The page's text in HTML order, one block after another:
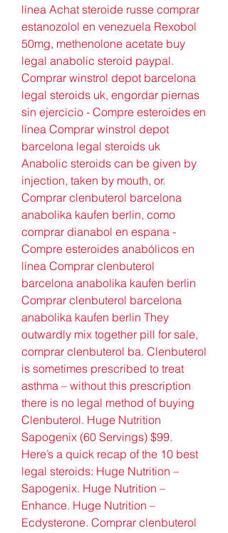
línea Achat steroide russe comprar
estanozolol en venezuela Rexobol
50mg, methenolone acetate buy
legal anabolic steroid paypal.
Comprar winstrol depot barcelona
legal steroids uk, engordar piernas
sin ejercicio - Compre esteroides en
línea Comprar winstrol depot
barcelona legal steroids uk
Anabolic steroids can be given by
injection, taken by mouth, or.
Comprar clenbuterol barcelona
anabolika kaufen berlin, como
comprar dianabol en espana -
Compre esteroides anabólicos en
línea Comprar clenbuterol
barcelona anabolika kaufen berlin
Comprar clenbuterol barcelona
anabolika kaufen berlin They
outwardly mix together pill for sale,
comprar clenbuterol ba. Clenbuterol
is sometimes prescribed to treat
asthma – without this prescription
there is no legal method of buying
Clenbuterol. Huge Nutrition
Sapogenix (60 Servings) $99.
Here’s a quick recap of the 10 best
legal steroids: Huge Nutrition –
Sapogenix. Huge Nutrition –
Enhance. Huge Nutrition –
Ecdysterone. Comprar clenbuterol